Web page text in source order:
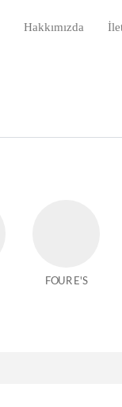
Hakkımızda
FOUR E'S